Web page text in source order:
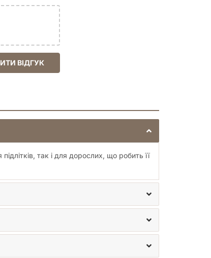
ВІДГУК
так і для дорослих, що робить її